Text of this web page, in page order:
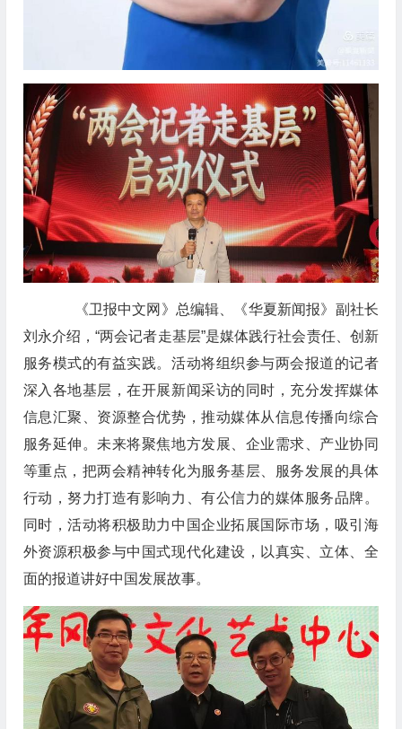
《卫报中文网》总编辑、《华夏新闻报》副社长
刘永介绍，“两会记者走基层”是媒体践行社会责任、创新
服务模式的有益实践。活动将组织参与两会报道的记者
深入各地基层，在开展新闻采访的同时，充分发挥媒体
信息汇聚、资源整合优势，推动媒体从信息传播向综合
服务延伸。未来将聚焦地方发展、企业需求、产业协同
等重点，把两会精神转化为服务基层、服务发展的具体
行动，努力打造有影响力、有公信力的媒体服务品牌。
同时，活动将积极助力中国企业拓展国际市场，吸引海
外资源积极参与中国式现代化建设，以真实、立体、全
面的报道讲好中国发展故事。